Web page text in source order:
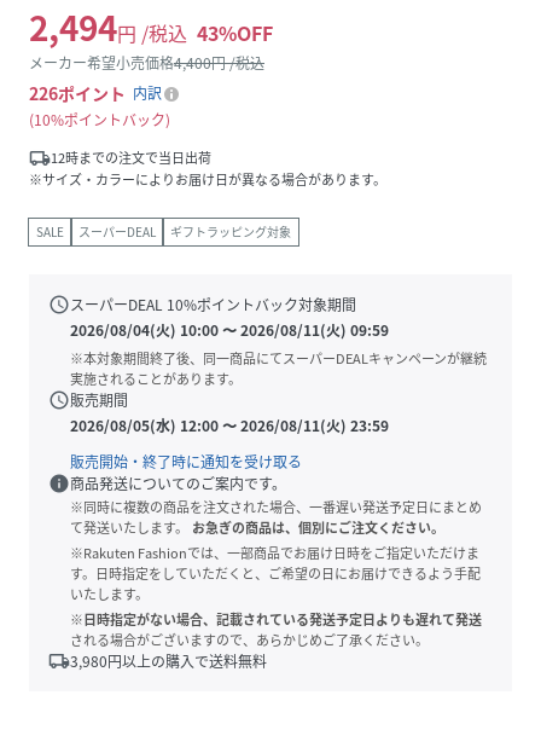
2,494円 /税込 43%OFF
メーカー希望小売価格4,400円 /税込
226ポイント 内訳
10%ポイントバック
local_shipping12時までの注文で当日出荷
※サイズ・カラーによりお届け日が異なる場合があります。
SALE スーパーDEAL ギフトラッピング対象
scheduleスーパーDEAL 10%ポイントバック対象期間
2026/08/04(火) 10:00〜2026/08/11(火) 09:59
※本対象期間終了後、同一商品にてスーパーDEALキャンペーンが継続
実施されることがあります。
schedule販売期間
2026/08/05(水) 12:00〜2026/08/11(火) 23:59
販売開始・終了時に通知を受け取る
info商品発送についてのご案内です。
※同時に複数の商品を注文された場合、一番遅い発送予定日にまとめ
て発送いたします。
お急ぎの商品は、個別にご注文ください。
※Rakuten Fashionでは、一部商品でお届け日時をご指定いただけま
す。日時指定をしていただくと、ご希望の日にお届けできるよう手配
いたします。
※日時指定がない場合、記載されている発送予定日よりも遅れて発送
される場合がございますので、あらかじめご了承ください。
local_shipping3,980円以上の購入で送料無料